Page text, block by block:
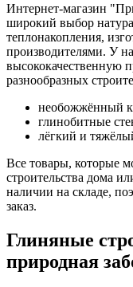
Интернет-магазин
широкий выбор
теплонакопления,
производителями. У
высококачественную
разнообразных
необожжённый
глинобитные
лёгкий и
Все товары, которые
строительства дома
наличии на складе,
заказ.
Глиняные
природная